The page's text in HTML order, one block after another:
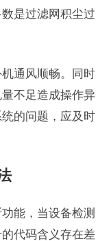
是过滤网积尘过
通风顺畅。同时
不足造成操作异
的问题，应及时
能，当设备检测
代码含义存在差